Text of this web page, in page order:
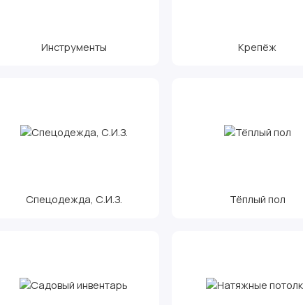
Инструменты Крепёж
Спецодежда, С.И.З. Тёплый пол